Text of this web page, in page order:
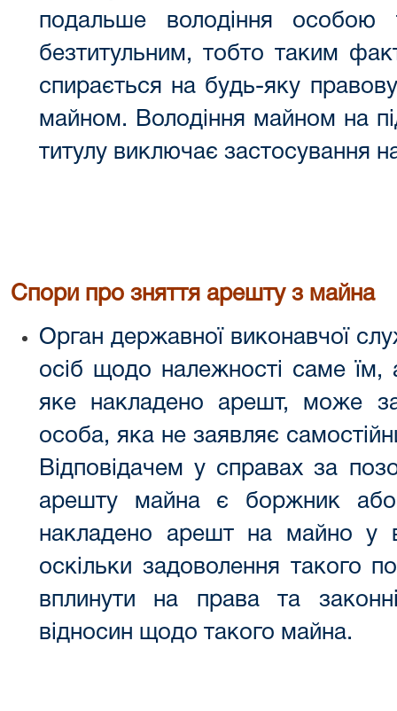
подальше володіння
безтитульним, тобто таким
спирається на будь-яку
майном. Володіння майном на
титулу виключає застосування
Спори про зняття арешту з майна
Орган державної виконавчої
осіб щодо належності саме
яке накладено арешт, може
особа, яка не заявляє
Відповідачем у справах за
арешту майна є боржник або
накладено арешт на майно у
оскільки задоволення такого
вплинути на права та
відносин щодо такого майна.